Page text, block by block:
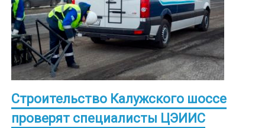
Строительство Калужского шоссе
проверят специалисты ЦЭИИС